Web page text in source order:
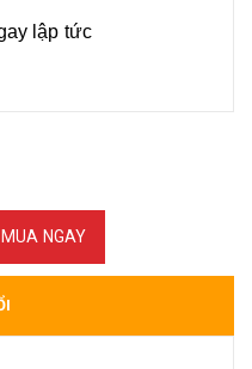
lập tức
MUA NGAY